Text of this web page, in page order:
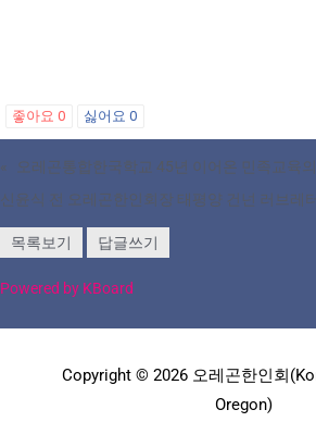
좋아요 0 싫어요 0
«
오레곤통합한국학교 45년 이어온 민족교육
신윤식 전 오레곤한인회장 태평양 건넌 러브레
목록보기 답글쓰기
Powered by KBoard
Copyright © 2026 오레곤한인회
Oregon)